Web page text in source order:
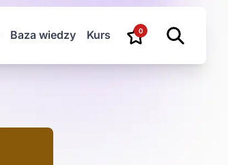
Baza wiedzy Kurs 0